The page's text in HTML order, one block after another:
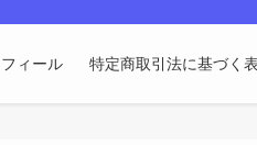
ィール 特定商取引法に基づく